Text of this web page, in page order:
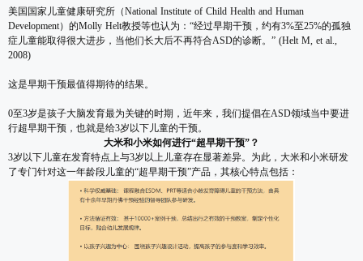
美国国家儿童健康研究所（National Institute of Child Health and Human
Development）的Molly Helt教授等也认为：“经过早期干预，约有3%至25%的孤独
症儿童能取得很大进步，当他们长大后不再符合ASD的诊断。” (Helt M, et al.,
2008)
这是早期干预最值得期待的结果。
0至3岁是孩子大脑发育最为关键的时期，近年来，我们提倡在ASD领域当中要进
行超早期干预，也就是给3岁以下儿童的干预。
大米和小米如何进行“超早期干预”？
3岁以下儿童在发育特点上与3岁以上儿童存在显著差异。为此，大米和小米研发
了专门针对这一年龄段儿童的“超早期干预”产品，其核心特点包括：